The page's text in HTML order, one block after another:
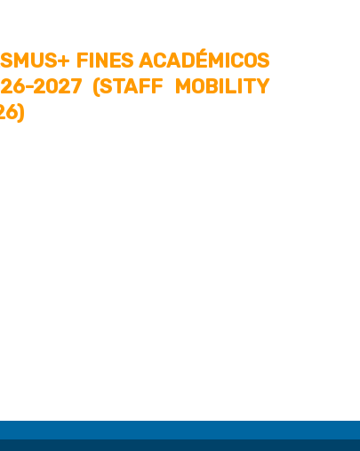
FINES ACADÉMICOS
2027 (STAFF MOBILITY